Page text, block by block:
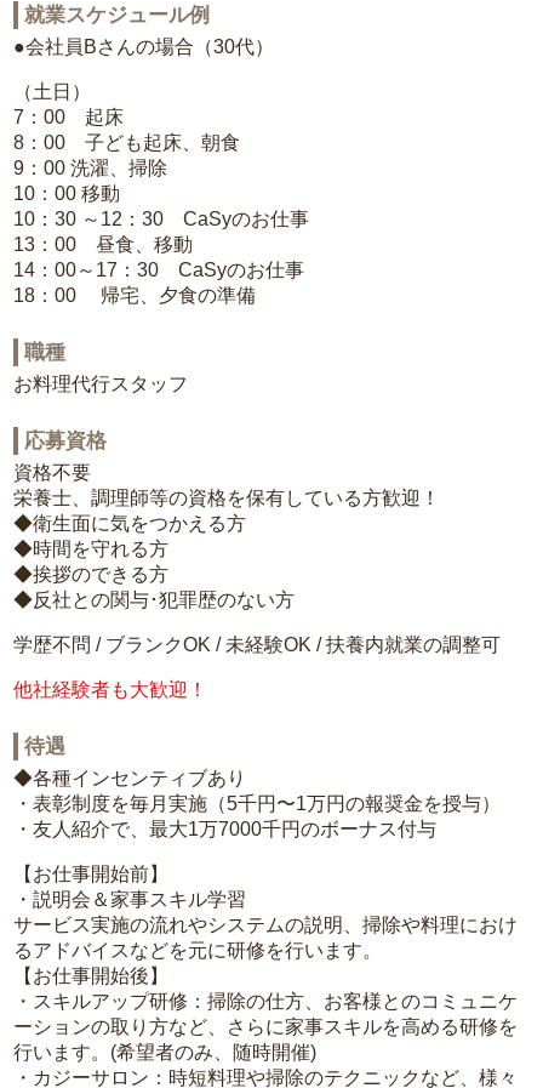
就業スケジュール例
●会社員Bさんの場合（30代）
（土日）
7：00 起床
8：00 子ども起床、朝食
9：00 洗濯、掃除
10：00 移動
10：30 ～12：30 CaSyのお仕事
13：00 昼食、移動
14：00～17：30 CaSyのお仕事
18：00 帰宅、夕食の準備
職種
お料理代行スタッフ
応募資格
資格不要
栄養士、調理師等の資格を保有している方歓迎！
◆衛生面に気をつかえる方
◆時間を守れる方
◆挨拶のできる方
◆反社との関与･犯罪歴のない方
学歴不問 / ブランクOK / 未経験OK / 扶養内就業の調整可
他社経験者も大歓迎！
待遇
◆各種インセンティブあり
・表彰制度を毎月実施（5千円〜1万円の報奨金を授与）
・友人紹介で、最大1万7000千円のボーナス付与
【お仕事開始前】
・説明会＆家事スキル学習
サービス実施の流れやシステムの説明、掃除や料理におけ
るアドバイスなどを元に研修を行います。
【お仕事開始後】
・スキルアップ研修：掃除の仕方、お客様とのコミュニケ
ーションの取り方など、さらに家事スキルを高める研修を
行います。(希望者のみ、随時開催)
・カジーサロン：時短料理や掃除のテクニックなど、様々